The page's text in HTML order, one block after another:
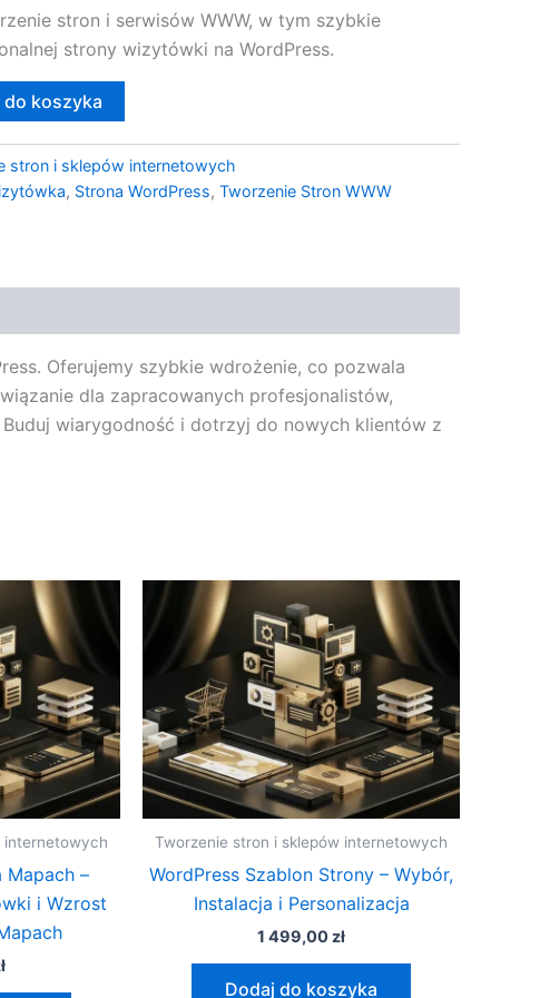
stron i serwisów WWW, w tym szybkie
strony wizytówki na WordPress.
do koszyka
stron i sklepów internetowych
, Strona WordPress, Tworzenie Stron WWW
Oferujemy szybkie wdrożenie, co pozwala
dla zapracowanych profesjonalistów,
wiarygodność i dotrzyj do nowych klientów z
internetowych
Mapach –
i Wzrost
Tworzenie stron i sklepów internetowych
WordPress Szablon Strony – Wybór,
Instalacja i Personalizacja
1 499,00 zł
Dodaj do koszyka